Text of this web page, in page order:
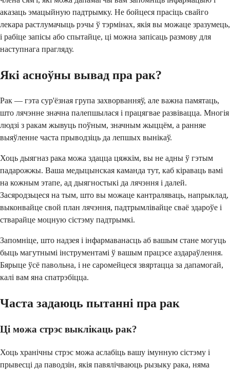
аказаць эмацыйную падтрымку. Не бойцеся прасіць свайго
лекара растлумачыць рэчы ў тэрмінах, якія вы можаце зразумець,
і рабіце запісы або спытайце, ці можна запісаць размову для
наступнага прагляду.
Які асноўны вывад пра рак?
Рак — гэта сур'ёзная група захворванняў, але важна памятаць,
што лячэнне значна палепшылася і працягвае развівацца. Многія
людзі з ракам жывуць поўным, значным жыццём, а ранняе
выяўленне часта прыводзіць да лепшых вынікаў.
Хоць дыягназ рака можа здацца цяжкім, вы не адны ў гэтым
падарожжы. Ваша медыцынская каманда тут, каб кіраваць вамі
на кожным этапе, ад дыягностыкі да лячэння і далей.
Засяродзьцеся на тым, што вы можаце кантраляваць, напрыклад,
выконвайце свой план лячэння, падтрымлівайце сваё здароўе і
стварайце моцную сістэму падтрымкі.
Запомніце, што надзея і інфармаванасць аб вашым стане могуць
быць магутнымі інструментамі ў вашым працэсе аздараўлення.
Бярыце ўсё павольна, і не саромейцеся звяртацца за дапамогай,
калі вам яна спатрэбіцца.
Часта задаюць пытанні пра рак
Ці можа стрэс выклікаць рак?
Хоць хранічны стрэс можа аслабіць вашу імунную сістэму і
прывесці да паводзін, якія павялічваюць рызыку рака, няма